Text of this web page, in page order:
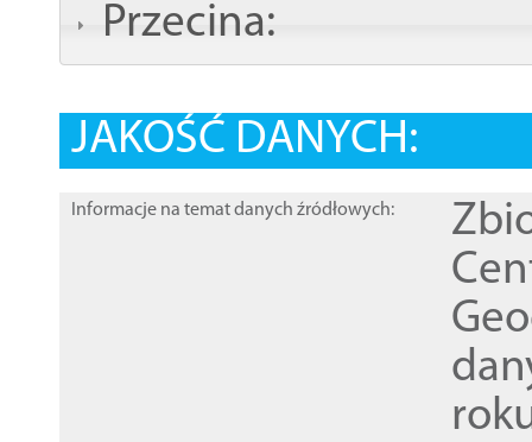
Przecina:
JAKOŚĆ DANYCH:
Informacje na temat danych źródłowych: